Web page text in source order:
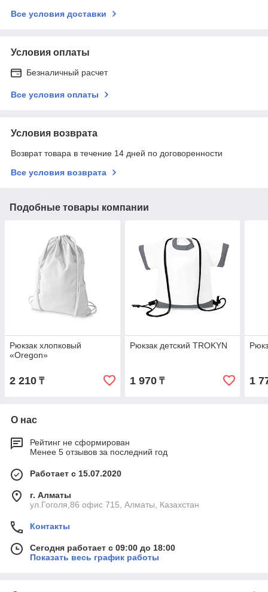
Все условия доставки
Условия оплаты
Безналичный расчет
Все условия оплаты
Условия возврата
Возврат товара в течение 14 дней по договоренности
Все условия возврата
Подобные товары компании
Рюкзак хлопковый
«Oregon»
2 210 ₸
Рюкзак детский TROKYN
1 970₸ 1
О нас
Рейтинг не сформирован
Менее 5 отзывов за последний год
Работает с 15.07.2020
г. Алматы
ул.Гоголя,86 офис 715, Алматы, Казахстан
Контакты
Сегодня работает с 09:00 до 18:00
Показать весь график работы